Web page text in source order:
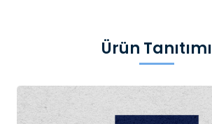
Ürün Tanıtımı